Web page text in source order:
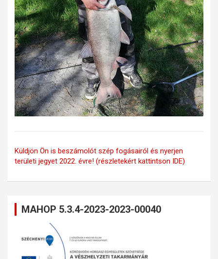
Küldjön Ön is beszámolót szép fogásairól és nyerjen
területi jegyet 2022. évre! (részletekért kattintson IDE)
MAHOP 5.3.4-2023-2023-00040